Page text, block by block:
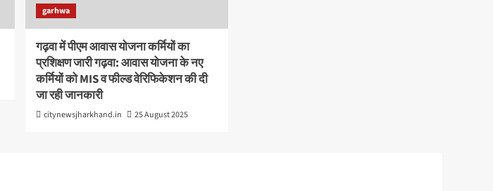
garhwa
गढ़वा में पीएम आवास योजना कर्मियों का
प्रशिक्षण जारी गढ़वा: आवास योजना के नए
कर्मियों को MIS व फील्ड वेरिफिकेशन की दी
जा रही जानकारी
citynewsjharkhand.in 25 August 2025